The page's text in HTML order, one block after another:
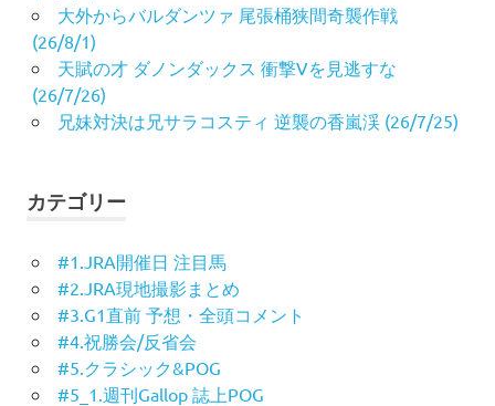
大外からバルダンツァ 尾張桶狭間奇襲作戦
(26/8/1)
天賦の才 ダノンダックス 衝撃Vを見逃すな
(26/7/26)
兄妹対決は兄サラコスティ 逆襲の香嵐渓 (26/7/25)
カテゴリー
#1.JRA開催日 注目馬
#2.JRA現地撮影まとめ
#3.G1直前 予想・全頭コメント
#4.祝勝会/反省会
#5.クラシック&POG
#5_1.週刊Gallop 誌上POG